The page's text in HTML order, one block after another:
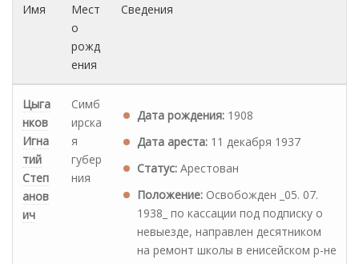
Имя
Мест
о
рожд
ения
Сведения
Цыга
нков
Игна
тий
Степ
анов
ич
Симб
ирска
я
губер
ния
Дата рождения: 1908
Дата ареста: 11 декабря 1937
Статус: Арестован
Положение: Освобожден _05. 07.
1938_ по кассации под подписку о
невыезде, направлен десятником
на ремонт школы в енисейском р-не